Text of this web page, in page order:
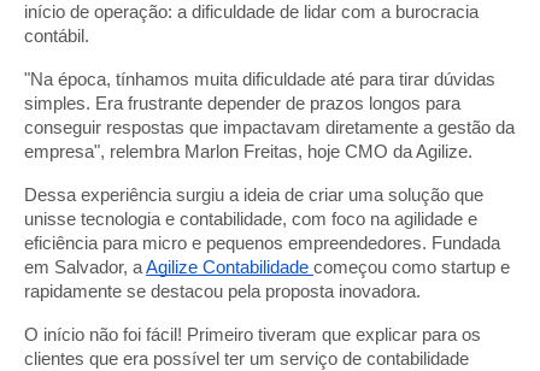
início de operação: a dificuldade de lidar com a burocracia
contábil.
"Na época, tínhamos muita dificuldade até para tirar dúvidas
simples. Era frustrante depender de prazos longos para
conseguir respostas que impactavam diretamente a gestão da
empresa", relembra Marlon Freitas, hoje CMO da Agilize.
Dessa experiência surgiu a ideia de criar uma solução que
unisse tecnologia e contabilidade, com foco na agilidade e
eficiência para micro e pequenos empreendedores. Fundada
em Salvador, aAgilize Contabilidade começou como startup e
rapidamente se destacou pela proposta inovadora.
O início não foi fácil! Primeiro tiveram que explicar para os
clientes que era possível ter um serviço de contabilidade